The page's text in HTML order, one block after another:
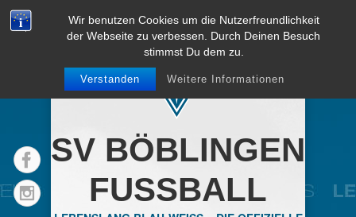
Wir benutzen Cookies um die Nutzerfreundlichkeit
der Webseite zu verbessen. Durch Deinen Besuch
stimmst Du dem zu.
Verstanden Weitere Informationen
SV BÖBLINGEN
FUSSBALL